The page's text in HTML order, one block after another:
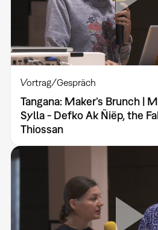
Vortrag/Gespräch
Tangana: Maker’s Brunch |
Sylla - Defko Ak Ñiëp, the
Thiossan